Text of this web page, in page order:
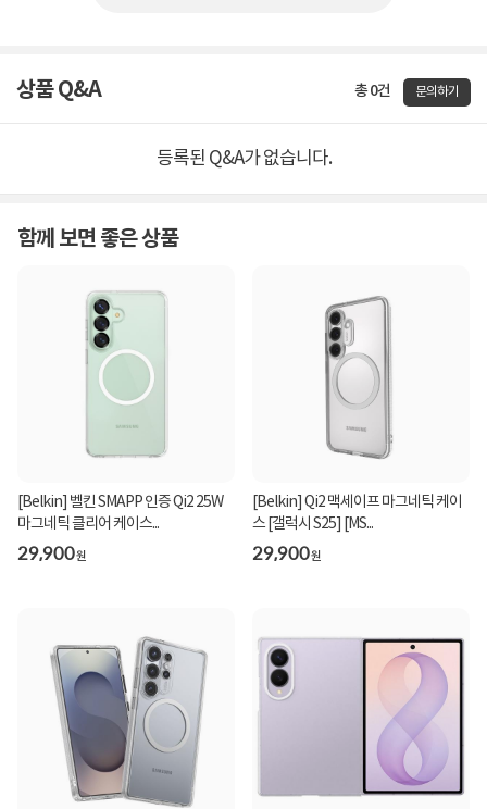
상품 Q&A 총 0건 문의하기
등록된 Q&A가 없습니다.
함께 보면 좋은 상품
[Belkin] 벨킨 SMAPP 인증 Qi2 25W
마그네틱 클리어 케이스...
29,900원
[Belkin] Qi2 맥세이프 마그네틱 케이
스 [갤럭시 S25] [MS...
29,900원